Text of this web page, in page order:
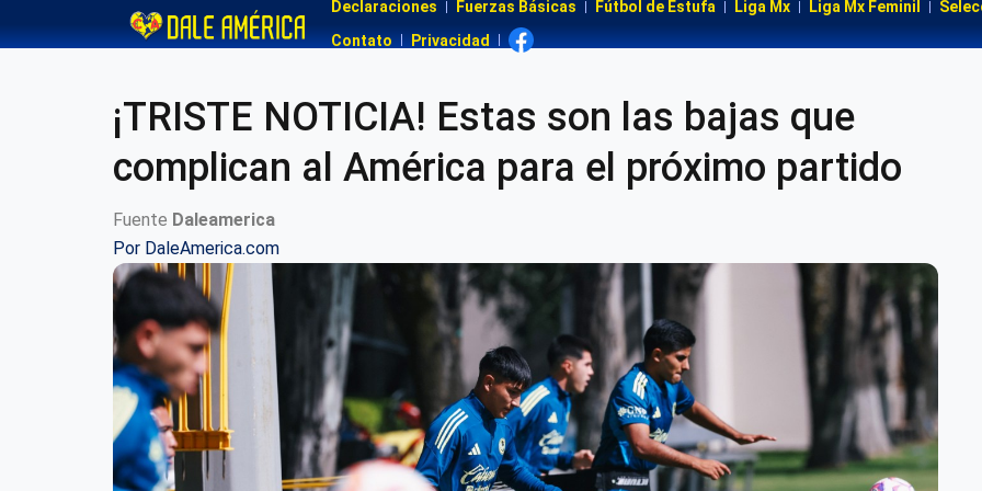
Declaraciones Fuerzas Básicas Fútbol de Estufa Liga Mx Liga Mx Feminil
Contato
Privacidad
¡TRISTE NOTICIA! Estas son las bajas que
complican al América para el próximo partido
Fuente Daleamerica
Por DaleAmerica.com